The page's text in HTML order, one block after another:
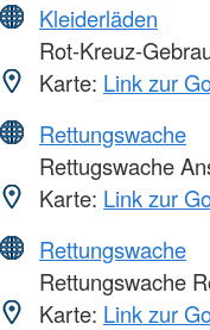
Kleiderläden
Rot-Kreuz-
Karte: Link zur
Rettungswache
Rettugswache
Karte: Link zur
Rettungswache
Rettungswache
Karte: Link zur